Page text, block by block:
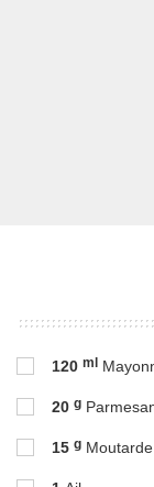
120 ml
20 g
15 g Moutarde